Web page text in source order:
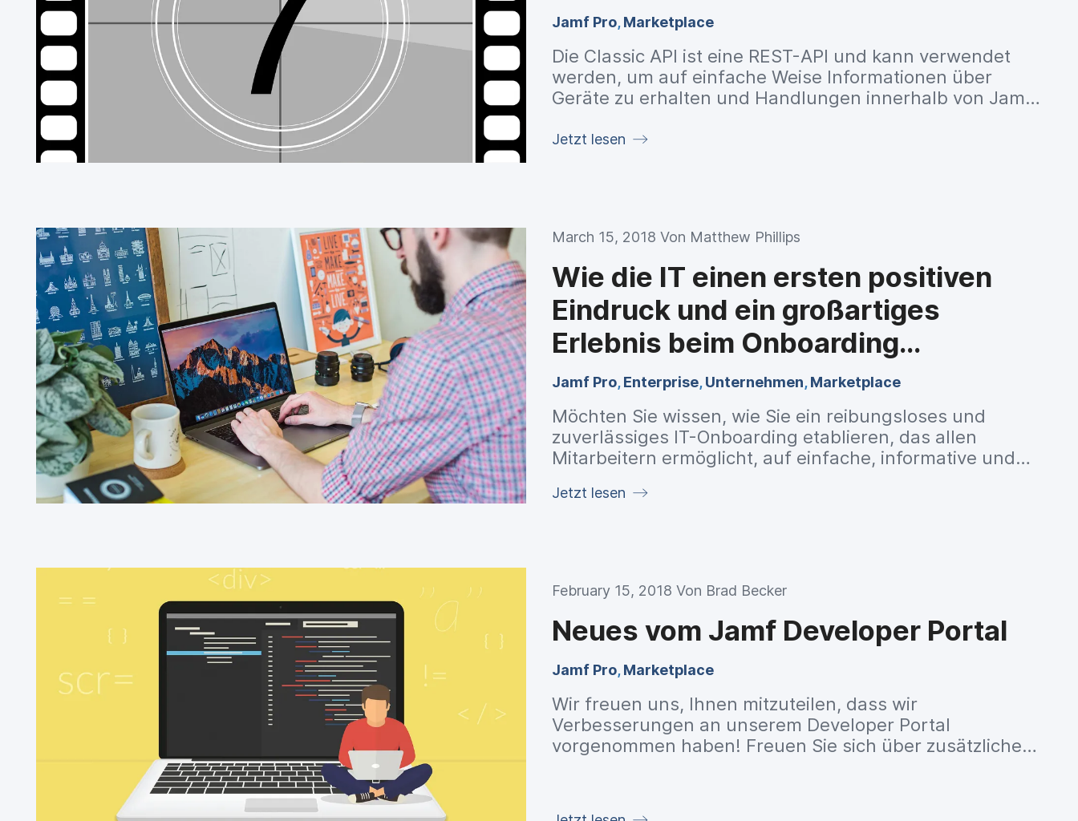
Jamf Pro,Marketplace
Die Classic API ist eine REST-API und kann verwendet
werden, um auf einfache Weise Informationen über
Geräte zu erhalten und Handlungen innerhalb von Jamf
Tricks zusammengetragen, um Sie bei der Arbeit mit der
Jetzt lesen
March 15, 2018 Von Matthew Phillips
Wie die IT einen ersten positiven
Eindruck und ein großartiges
Erlebnis beim Onboarding
übermittelt
Jamf Pro,Enterprise,Unternehmen,Marketplace
Möchten Sie wissen, wie Sie ein reibungsloses und
zuverlässiges IT-Onboarding etablieren, das allen
Mitarbeitern ermöglicht, auf einfache, informative und
Dann lesen Sie jetzt mehr.
Jetzt lesen
February 15, 2018 Von Brad Becker
Neues vom Jamf Developer Portal
Jamf Pro,Marketplace
Wir freuen uns, Ihnen mitzuteilen, dass wir
Verbesserungen an unserem Developer Portal
vorgenommen haben! Freuen Sie sich über zusätzliche